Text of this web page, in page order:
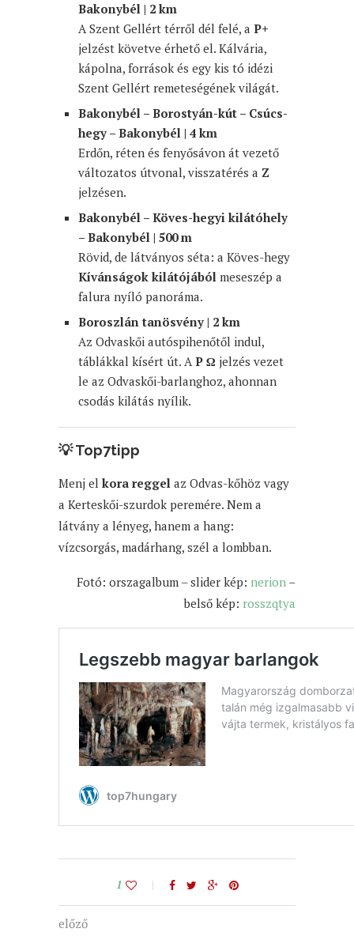
Bakonybél | 2 km
A Szent Gellért térről dél felé, a P+
jelzést követve érhető el. Kálvária,
kápolna, források és egy kis tó idézi
Szent Gellért remeteségének világát.
Bakonybél – Borostyán-kút – Csúcs-
hegy – Bakonybél | 4 km
Erdőn, réten és fenyősávon át vezető
változatos útvonal, visszatérés a Z
jelzésen.
Bakonybél – Köves-hegyi kilátóhely
– Bakonybél | 500 m
Rövid, de látványos séta: a Köves-hegy
Kívánságok kilátójából meseszép a
falura nyíló panoráma.
Boroszlán tanösvény | 2 km
Az Odvaskői autóspihenőtől indul,
táblákkal kísért út. AP Ω jelzés vezet
le az Odvaskői-barlanghoz, ahonnan
csodás kilátás nyílik.
💡Top7tipp
Menj el kora reggel az Odvas-kőhöz vagy
a Kerteskői-szurdok peremére. Nem a
látvány a lényeg, hanem a hang:
vízcsorgás, madárhang, szél a lombban.
Fotó: orszagalbum – slider kép: nerion –
belső kép: rosszqtya
1
előző